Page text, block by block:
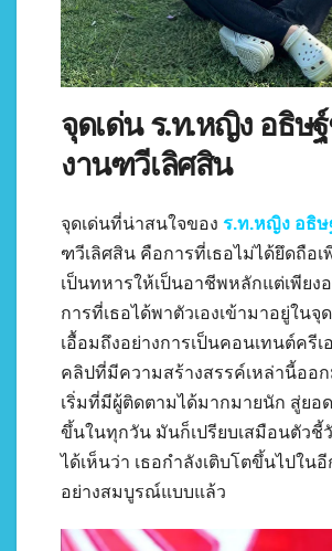
จุดเด่น ร.ท.หญิง อธิษ
งานฑวีเลิศสิน
จุดเด่นที่น่าสนใจของ ร.ท.หญิง อธิ
ฑวีเลิศสิน คือการที่เธอไม่ได้ยึดถือเ
เป็นทหารให้เป็นอาชีพหลักแต่เพียงอ
การที่เธอได้พาตัวเองเข้ามาอยู่ใน
เอื้อมถึงอย่างการเป็นคอนเทนต์ครีเ
คลิปที่มีความสร้างสรรค์เหล่านี้ออ
เริ่มที่มีผู้ติดตามได้มากมายนัก สู่ยอ
ขึ้นในทุกวัน มันก็เปรียบเสมือนตัวชี้
ได้เห็นว่า เธอกำลังเติบโตขึ้นไปใน
อย่างสมบูรณ์แบบแล้ว